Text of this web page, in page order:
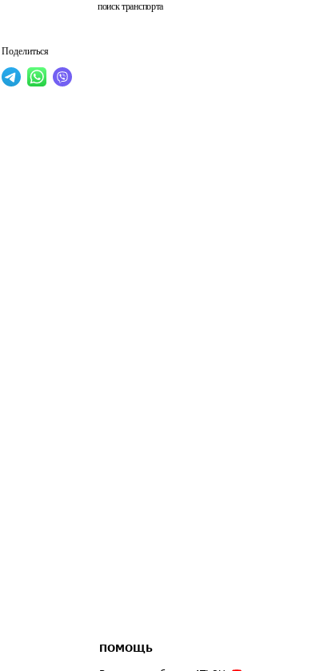
поиск транспорта
Поделиться
ПОМОЩЬ